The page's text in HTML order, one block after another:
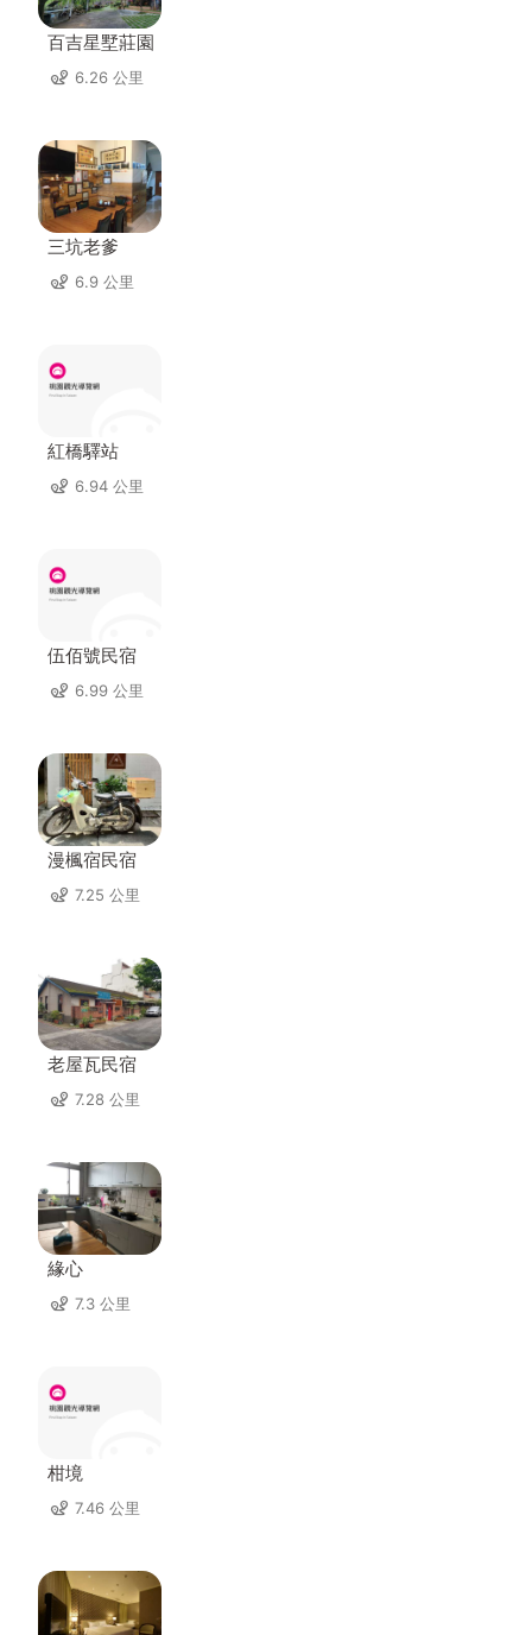
百吉星墅莊園
6.26 公里
三坑老爹
6.9 公里
紅橋驛站
6.94 公里
伍佰號民宿
6.99 公里
漫楓宿民宿
7.25 公里
老屋瓦民宿
7.28 公里
緣心
7.3 公里
柑境
7.46 公里